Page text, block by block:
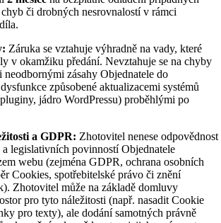
či drobných nesrovnalostí v rámci
Záruka se vztahuje výhradně na vady, které
v okamžiku předání. Nevztahuje se na chyby
neodbornými zásahy Objednatele do
způsobené aktualizacemi systémů
jádro WordPressu) proběhlými po
a GDPR: Zhotovitel nenese odpovědnost
legislativních povinností Objednatele
webu (zejména GDPR, ochrana osobních
Cookies, spotřebitelské právo či znění
Zhotovitel může na základě domluvy
pro tyto náležitosti (např. nasadit Cookie
pro texty), ale dodání samotných právně